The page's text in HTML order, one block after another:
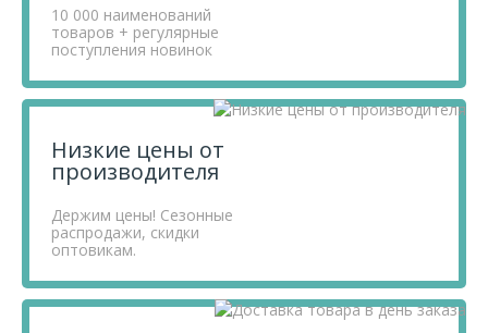
10 000 наименований
товаров + регулярные
поступления новинок
Низкие цены от
производителя
Держим цены! Сезонные
распродажи, скидки
оптовикам.